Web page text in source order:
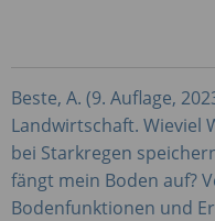
Beste, A. (9. Auflage,
Landwirtschaft. Wieviel
bei Starkregen
fängt mein Boden auf?
Bodenfunktionen und